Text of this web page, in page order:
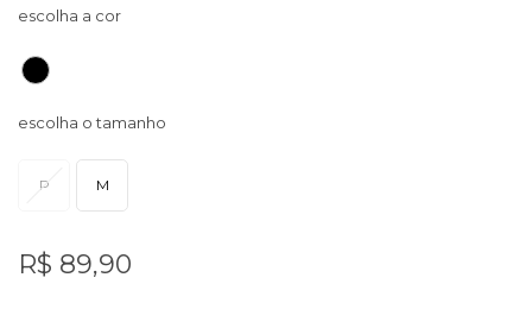
P M
R$ 89,90